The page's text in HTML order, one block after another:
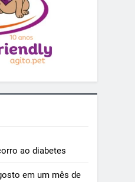
ao diabetes
em um mês de